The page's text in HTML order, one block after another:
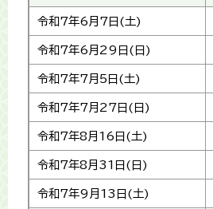
令和7年6月7日(土)
令和7年6月29日(日)
令和7年7月5日(土)
令和7年7月27日(日)
令和7年8月16日(土)
令和7年8月31日(日)
令和7年9月13日(土)